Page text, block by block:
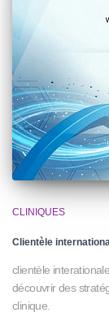
CLINIQUES
Clientèle
clientèle
découvrir des
clinique.